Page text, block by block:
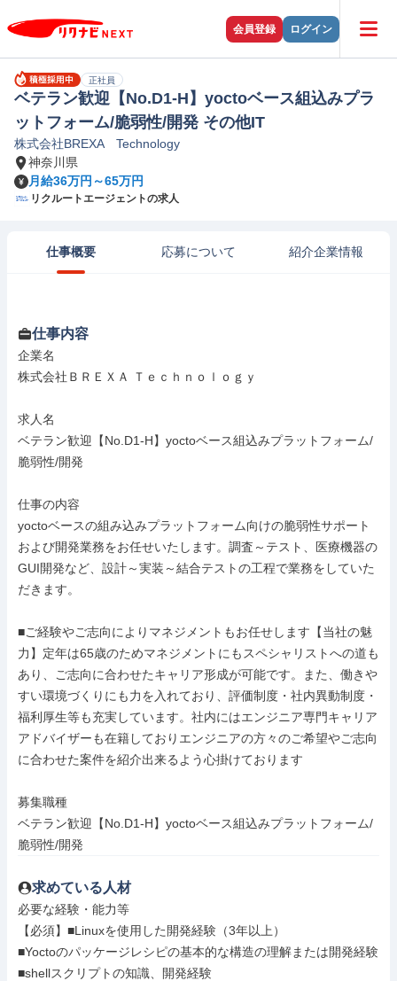
会員登録 ログイン
正社員
ベテラン歓迎【No.D1-H】yoctoベース組込みプラ
ットフォーム/脆弱性/開発 その他IT
株式会社BREXA Technology
神奈川県
月給36万円～65万円
リクルートエージェントの求人
仕事概要 応募について 紹介企業情報
仕事内容
企業名
株式会社ＢＲＥＸＡ Ｔｅｃｈｎｏｌｏｇｙ
求人名
ベテラン歓迎【No.D1-H】yoctoベース組込みプラットフォーム/
脆弱性/開発
仕事の内容
yoctoベースの組み込みプラットフォーム向けの脆弱性サポート
および開発業務をお任せいたします。調査～テスト、医療機器の
GUI開発など、設計～実装～結合テストの工程で業務をしていた
だきます。
■ご経験やご志向によりマネジメントもお任せします【当社の魅
力】定年は65歳のためマネジメントにもスペシャリストへの道も
あり、ご志向に合わせたキャリア形成が可能です。また、働きや
すい環境づくりにも力を入れており、評価制度・社内異動制度・
福利厚生等も充実しています。社内にはエンジニア専門キャリア
アドバイザーも在籍しておりエンジニアの方々のご希望やご志向
に合わせた案件を紹介出来るよう心掛けております
募集職種
ベテラン歓迎【No.D1-H】yoctoベース組込みプラットフォーム/
脆弱性/開発
求めている人材
必要な経験・能力等
【必須】■Linuxを使用した開発経験（3年以上）
■Yoctoのパッケージレシピの基本的な構造の理解または開発経験
■shellスクリプトの知識、開発経験